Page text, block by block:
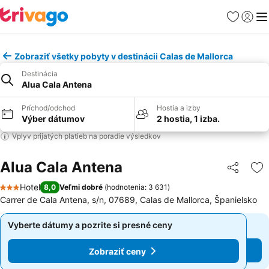
Obľúbené
Zobraziť všetky pobyty v destinácii Calas de Mallorca
Destinácia
Alua Cala Antena
Príchod/odchod
Výber dátumov
Hostia a izby
2 hostia, 1 izba.
Vplyv prijatých platieb na poradie výsledkov
Alua Cala Antena Zdieľať
3 Počet hviezdičiek
Hotel 8,0 Veľmi dobré (hodnotenia: 3 631)
Carrer de Cala Antena, s/n, 07689, Calas de Mallorca, Španielsko
Vyberte dátumy a pozrite si presné ceny
Zobraziť ceny
Vyberte dátumy a pozrite si presné ceny
Zobraziť ceny